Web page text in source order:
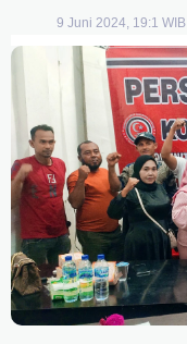
9 Juni 2024, 19:1 WIB